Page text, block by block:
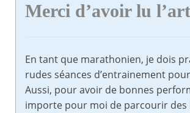
Merci d’avoir lu
En tant que marathonien, je dois
rudes séances d’entrainement
Aussi, pour avoir de bonnes
importe pour moi de parcourir des